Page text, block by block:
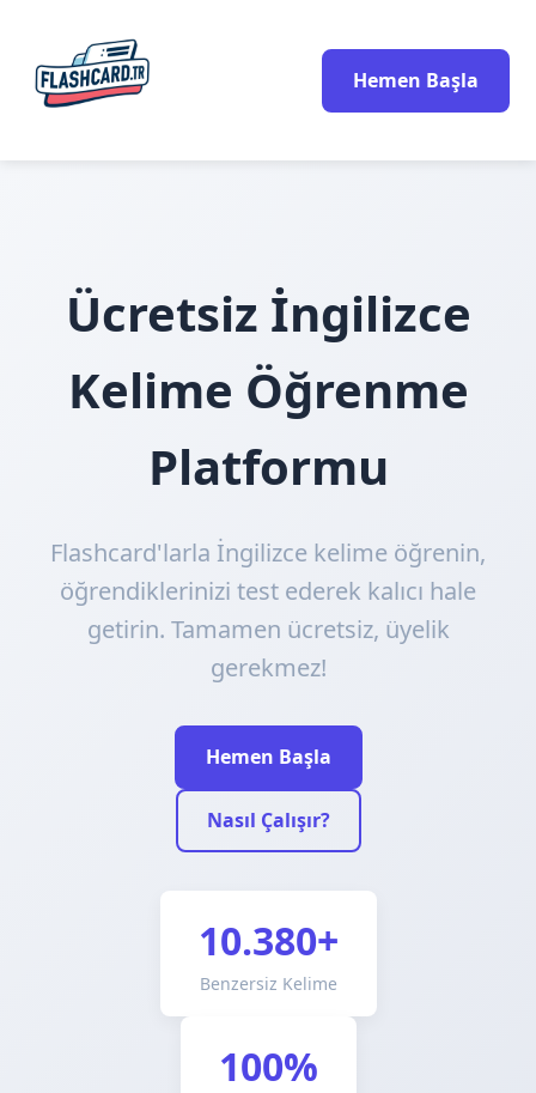
Hemen Başla
Ücretsiz İngilizce
Kelime Öğrenme
Platformu
Flashcard'larla İngilizce kelime öğrenin,
öğrendiklerinizi test ederek kalıcı hale
getirin. Tamamen ücretsiz, üyelik
gerekmez!
Hemen Başla
Nasıl Çalışır?
10.380+
Benzersiz Kelime
100%